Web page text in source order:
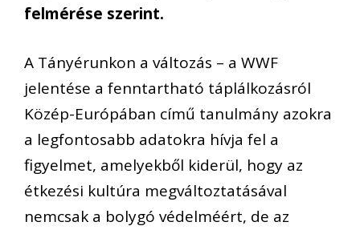
felmérése szerint.
A Tányérunkon a változás – a WWF
jelentése a fenntartható táplálkozásról
Közép-Európában című tanulmány azokra
a legfontosabb adatokra hívja fel a
figyelmet, amelyekből kiderül, hogy az
étkezési kultúra megváltoztatásával
nemcsak a bolygó védelméért, de az